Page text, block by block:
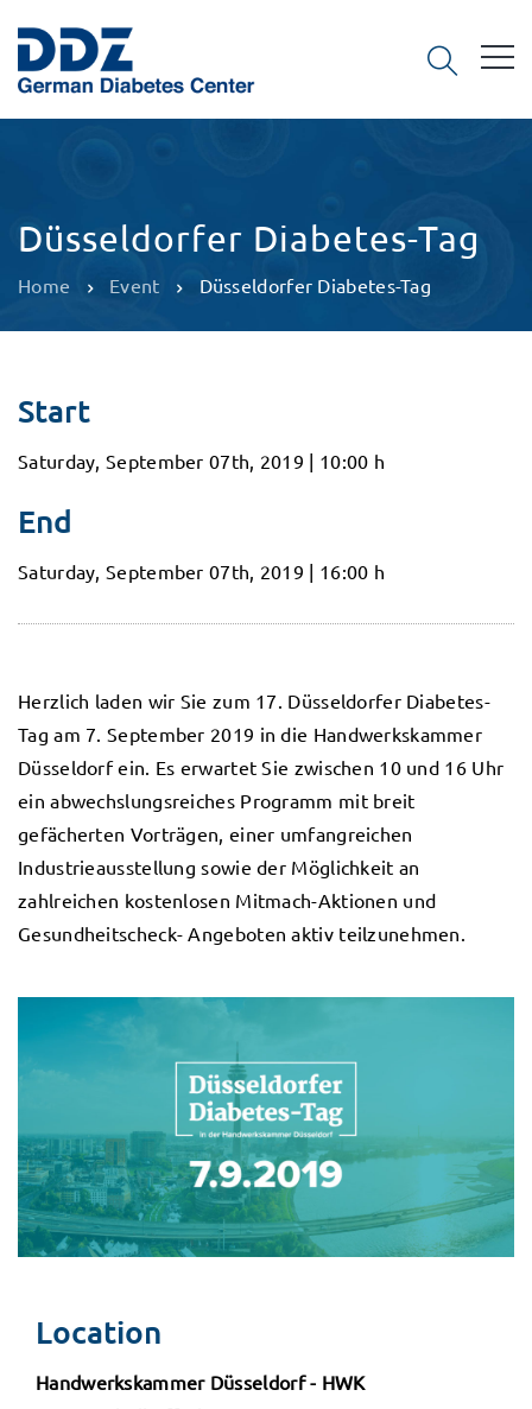
Düsseldorfer Diabetes-Tag
Home Event Düsseldorfer Diabetes-Tag
Start
Saturday, September 07th, 2019 | 10:00 h
End
Saturday, September 07th, 2019 | 16:00 h
Herzlich laden wir Sie zum 17. Düsseldorfer Diabetes-
Tag am 7. September 2019 in die Handwerkskammer
Düsseldorf ein. Es erwartet Sie zwischen 10 und 16 Uhr
ein abwechslungsreiches Programm mit breit
gefächerten Vorträgen, einer umfangreichen
Industrieausstellung sowie der Möglichkeit an
zahlreichen kostenlosen Mitmach-Aktionen und
Gesundheitscheck- Angeboten aktiv teilzunehmen.
Location
Handwerkskammer Düsseldorf - HWK